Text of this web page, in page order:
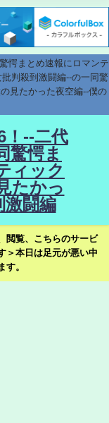
愕まとめ速報にロマンテ
判殺到激闘編--の一同驚
見たかった夜空編--僕の
！--二代
驚愕ま
ィック
たかっ
激闘編
閲覧、こちらのサービ
＞本日は足元が悪い中
す。